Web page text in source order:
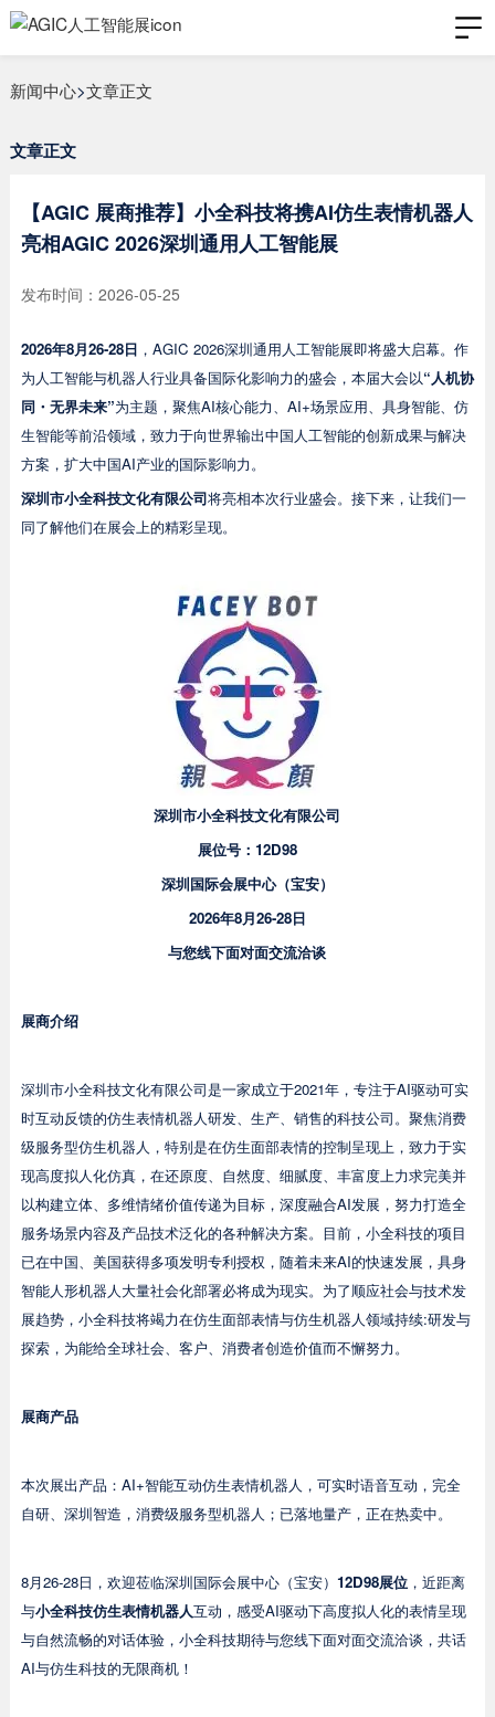
新闻中心>文章正文
文章正文
【AGIC 展商推荐】小全科技将携AI仿生表情机器人
亮相AGIC 2026深圳通用人工智能展
发布时间：2026-05-25
2026年8月26-28日 ，AGIC 2026深圳通用人工智能展即将盛大启幕。作
为人工智能与机器人行业具备国际化影响力的盛会，本届大会以“人机协
同・无界未来”为主题，聚焦AI核心能力、AI+场景应用、具身智能、仿
生智能等前沿领域，致力于向世界输出中国人工智能的创新成果与解决
方案，扩大中国AI产业的国际影响力。
深圳市小全科技文化有限公司将亮相本次行业盛会。接下来，让我们一
同了解他们在展会上的精彩呈现。
深圳市小全科技文化有限公司
展位号： 12D98
深圳国际会展中心（宝安）
2026年8月26-28日
与您线下面对面交流洽谈
展商介绍
深圳市小全科技文化有限公司是一家成立于2021年，专注于AI驱动可实
时互动反馈的仿生表情机器人研发、生产、销售的科技公司。聚焦消费
级服务型仿生机器人，特别是在仿生面部表情的控制呈现上，致力于实
现高度拟人化仿真，在还原度、自然度、细腻度、丰富度上力求完美并
以构建立体、多维情绪价值传递为目标，深度融合AI发展，努力打造全
服务场景内容及产品技术泛化的各种解决方案。目前，小全科技的项目
已在中国、美国获得多项发明专利授权，随着未来AI的快速发展，具身
智能人形机器人大量社会化部署必将成为现实。为了顺应社会与技术发
展趋势，小全科技将竭力在仿生面部表情与仿生机器人领域持续:研发与
探索，为能给全球社会、客户、消费者创造价值而不懈努力。
展商产品
本次展出产品：AI+智能互动仿生表情机器人，可实时语音互动，完全
自研、深圳智造，消费级服务型机器人；已落地量产，正在热卖中。
8月26-28日，欢迎莅临深圳国际会展中心（宝安） 12D98展位，近距离
与小全科技仿生表情机器人互动，感受AI驱动下高度拟人化的表情呈现
与自然流畅的对话体验，小全科技期待与您线下面对面交流洽谈，共话
AI与仿生科技的无限商机！